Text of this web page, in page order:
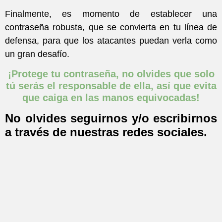
Finalmente, es momento de establecer una
contraseña robusta, que se convierta en tu línea de
defensa, para que los atacantes puedan verla como
un gran desafío.
¡Protege tu contraseña, no olvides que solo
tú serás el responsable de ella, así que evita
que caiga en las manos equivocadas!
No olvides seguirnos y/o escribirnos
a través de nuestras redes sociales.